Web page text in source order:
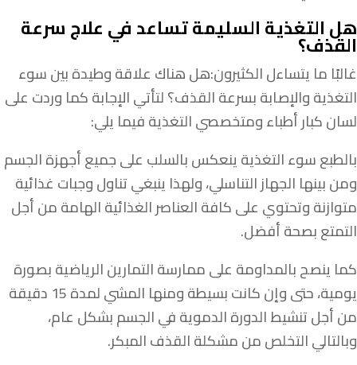
هل التغذية السليمة تساعد في علاج سرعة
القذف؟
غالبًا ما يتساءل الكثيرون:هل هناك علاقة وطيدة بين سوء
التغذية والإصابة بسرعة القذف؟ لتأتي الإجابة كما وردت على
لسان كبار أطباء ومتخصصي التغذية فيما يلي:
بالطبع سوء التغذية ينعكس بالسلب على جميع أجهزة الجسم
ومن بينها الجهاز التناسلي، ولهذا ينبغي تناول وجبات غذائية
متوازنة وتحتوي على كافة العناصر الغذائية الهامة من أجل
التمتع بصحة أفضل.
كما ينصح بالمداومة على ممارسة التمارين الرياضية بصورة
يومية، حتى وإن كانت بسيطة ومنها المشي لمدة 15 دقيقة
من أجل تنشيط الدورة الدموية في الجسم بشكل عام،
وبالتالي التخلص من مشكلة القذف المبكر.